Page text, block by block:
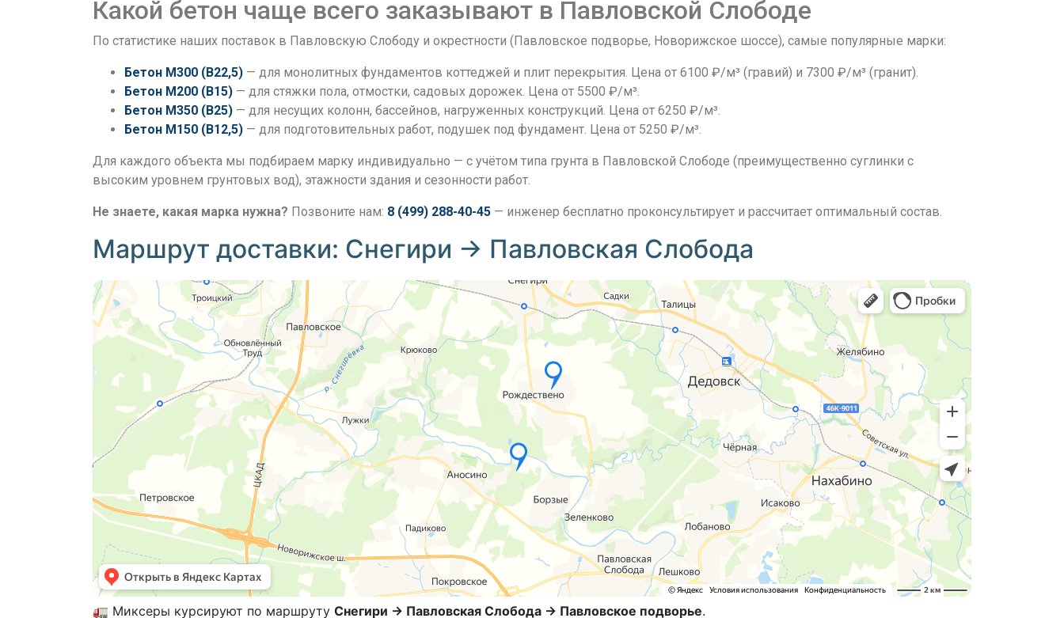
Какой бетон чаще всего заказывают в Павловской Слободе
По статистике наших поставок в Павловскую Слободу и окрестности (Павловское подворье, Новорижское шоссе), самые популярные марки:
Бетон М300 (В22,5) — для монолитных фундаментов коттеджей и плит перекрытия. Цена от 6100 ₽/м³ (гравий) и 7300 ₽/м³ (гранит).
Бетон М200 (В15) — для стяжки пола, отмостки, садовых дорожек. Цена от 5500 ₽/м³.
Бетон М350 (В25) — для несущих колонн, бассейнов, нагруженных конструкций. Цена от 6250 ₽/м³.
Бетон М150 (В12,5) — для подготовительных работ, подушек под фундамент. Цена от 5250 ₽/м³.
Для каждого объекта мы подбираем марку индивидуально — с учётом типа грунта в Павловской Слободе (преимущественно суглинки с
высоким уровнем грунтовых вод), этажности здания и сезонности работ.
Не знаете, какая марка нужна? Позвоните нам: 8 (499) 288-40-45 — инженер бесплатно проконсультирует и рассчитает оптимальный состав.
Маршрут доставки: Снегири → Павловская Слобода
🚛 Миксеры курсируют по маршруту Снегири → Павловская Слобода → Павловское подворье.